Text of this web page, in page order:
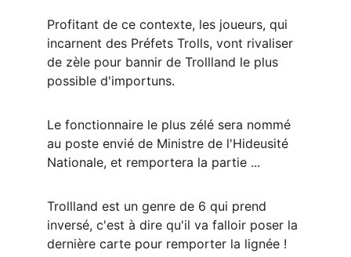
Profitant de ce contexte, les joueurs, qui
incarnent des Préfets Trolls, vont rivaliser
de zèle pour bannir de Trollland le plus
possible d'importuns.
Le fonctionnaire le plus zélé sera nommé
au poste envié de Ministre de l'Hideusité
Nationale, et remportera la partie ...
Trollland est un genre de 6 qui prend
inversé, c'est à dire qu'il va falloir poser la
dernière carte pour remporter la lignée !